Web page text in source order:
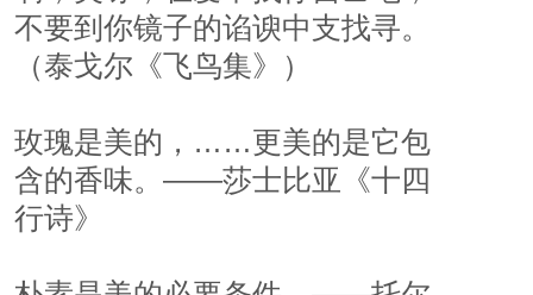
不要到你镜子的谄谀中支找寻。
（泰戈尔《飞鸟集》）
玫瑰是美的，……更美的是它包
含的香味。——莎士比亚《十四
行诗》